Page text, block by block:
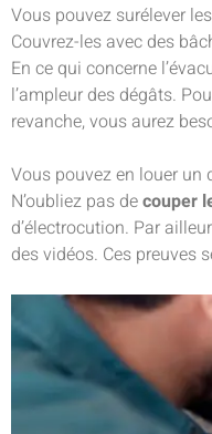
Vous pouvez surélever
Couvrez-les avec des
En ce qui concerne
l’ampleur des dégâts.
revanche, vous aurez
Vous pouvez en louer un
N’oubliez pas decouper
d’électrocution. Par
des vidéos. Ces preuves